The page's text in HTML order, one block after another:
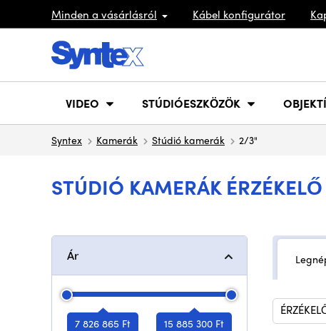
Minden a vásárlásról Kábel konfigurátor
VIDEO STÚDIÓESZKÖZÖK
Syntex Kamerák Stúdió kamerák 2/3"
STÚDIÓ KAMERÁK
Ár
7 826 865 Ft 15 885 300 Ft